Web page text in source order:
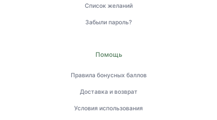
Список желаний
Забыли пароль?
Помощь
Правила бонусных баллов
Доставка и возврат
Условия использования